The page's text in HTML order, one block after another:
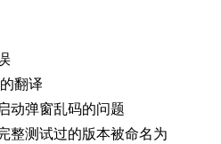
翻译
动弹窗乱码的问题
整测试过的版本被命名为